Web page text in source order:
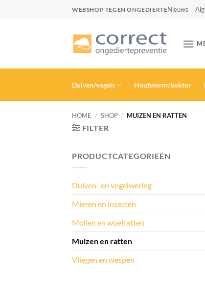
WEBSHOP TEGEN ONGEDIERTENieuws
Duiven/vogels Houtworm/boktor
HOME / SHOP / MUIZEN EN RATTEN
FILTER
PRODUCTCATEGORIEËN
Duiven- en vogelwering
Mieren en insecten
Mollen en woelratten
Muizen en ratten
Vliegen en wespen